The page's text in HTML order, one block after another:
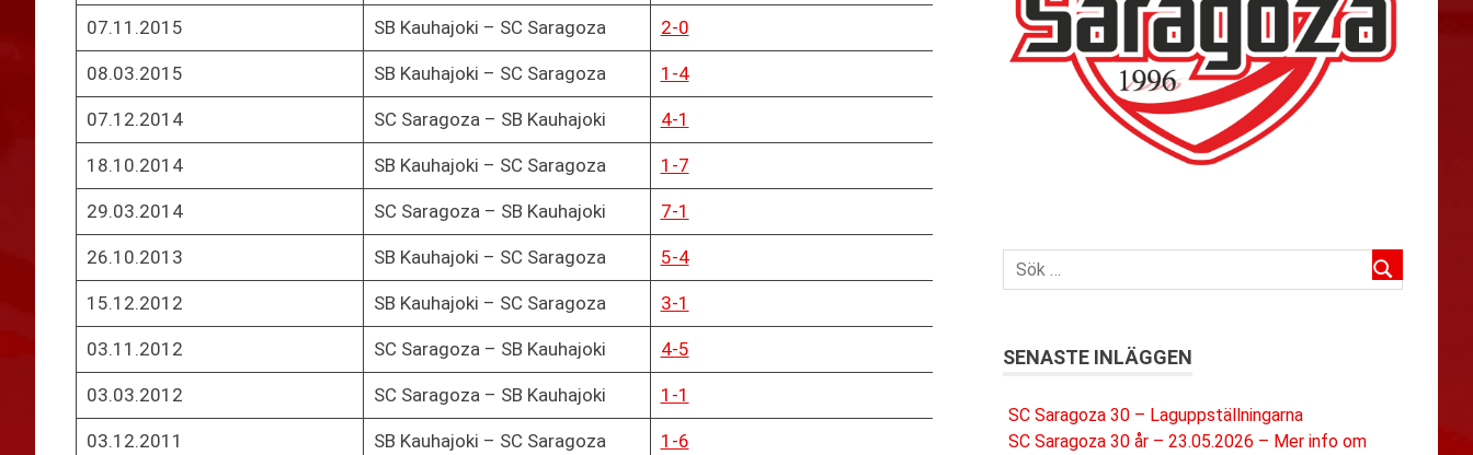
07.11.2015 SB Kauhajoki – SC Saragoza 2-0
08.03.2015 SB Kauhajoki – SC Saragoza 1-4
07.12.2014 SC Saragoza – SB Kauhajoki 4-1
18.10.2014 SB Kauhajoki – SC Saragoza 1-7
29.03.2014 SC Saragoza – SB Kauhajoki 7-1
26.10.2013 SB Kauhajoki – SC Saragoza 5-4
15.12.2012 SB Kauhajoki – SC Saragoza 3-1
03.11.2012 SC Saragoza – SB Kauhajoki 4-5
03.03.2012 SC Saragoza – SB Kauhajoki 1-1
03.12.2011 SB Kauhajoki – SC Saragoza 1-6
SENASTE INLÄGGEN
SC Saragoza 30 – Laguppställningarna
SC Saragoza 30 år – 23.05.2026 – Mer info om